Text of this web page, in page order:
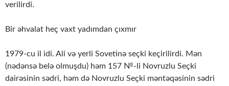
verilirdi.
Bir əhvalat heç vaxt yadımdan çıxmır
1979-cu il idi. Ali və yerli Sovetinə seçki keçirilirdi. Mən
(nədənsə belə olmuşdu) həm 157 №-li Novruzlu Seçki
dairəsinin sədri, həm də Novruzlu Seçki məntəqəsinin sədri